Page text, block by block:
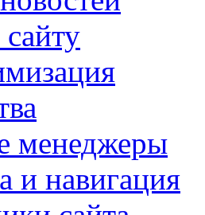
менеджеры
и навигация